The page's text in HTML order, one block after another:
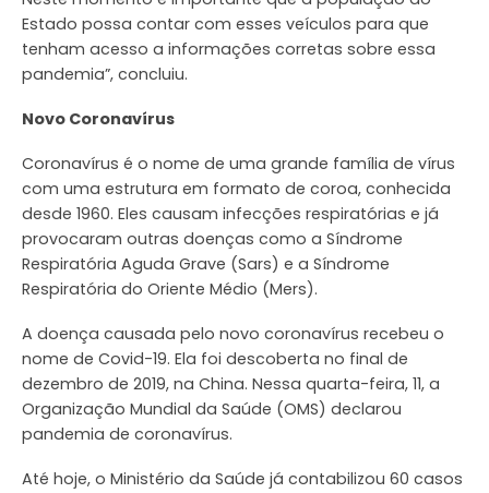
Estado possa contar com esses veículos para que
tenham acesso a informações corretas sobre essa
pandemia”, concluiu.
Novo Coronavírus
Coronavírus é o nome de uma grande família de vírus
com uma estrutura em formato de coroa, conhecida
desde 1960. Eles causam infecções respiratórias e já
provocaram outras doenças como a Síndrome
Respiratória Aguda Grave (Sars) e a Síndrome
Respiratória do Oriente Médio (Mers).
A doença causada pelo novo coronavírus recebeu o
nome de Covid-19. Ela foi descoberta no final de
dezembro de 2019, na China. Nessa quarta-feira, 11, a
Organização Mundial da Saúde (OMS) declarou
pandemia de coronavírus.
Até hoje, o Ministério da Saúde já contabilizou 60 casos